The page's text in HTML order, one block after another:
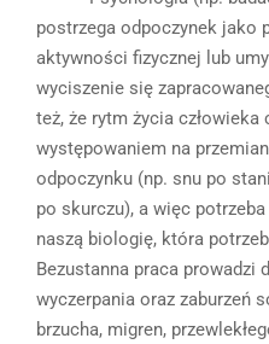
postrzega odpoczynek jako
aktywności fizycznej lub
wyciszenie się
też, że rytm życia człowieka
występowaniem na
odpoczynku (np. snu po
po skurczu), a więc
naszą biologię, która
Bezustanna praca prowadzi
wyczerpania oraz zaburzeń
brzucha, migren,